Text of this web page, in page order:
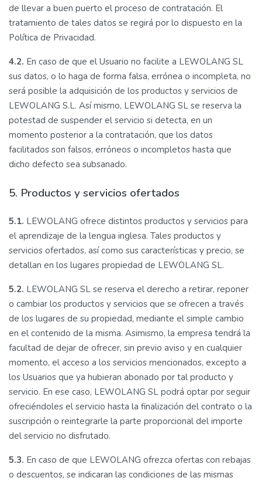
de llevar a buen puerto el proceso de contratación. El
tratamiento de tales datos se regirá por lo dispuesto en la
Política de Privacidad.
4.2. En caso de que el Usuario no facilite a LEWOLANG SL
sus datos, o lo haga de forma falsa, errónea o incompleta, no
será posible la adquisición de los productos y servicios de
LEWOLANG S.L. Así mismo, LEWOLANG SL se reserva la
potestad de suspender el servicio si detecta, en un
momento posterior a la contratación, que los datos
facilitados son falsos, erróneos o incompletos hasta que
dicho defecto sea subsanado.
5. Productos y servicios ofertados
5.1. LEWOLANG ofrece distintos productos y servicios para
el aprendizaje de la lengua inglesa. Tales productos y
servicios ofertados, así como sus características y precio, se
detallan en los lugares propiedad de LEWOLANG SL.
5.2. LEWOLANG SL se reserva el derecho a retirar, reponer
o cambiar los productos y servicios que se ofrecen a través
de los lugares de su propiedad, mediante el simple cambio
en el contenido de la misma. Asimismo, la empresa tendrá la
facultad de dejar de ofrecer, sin previo aviso y en cualquier
momento, el acceso a los servicios mencionados, excepto a
los Usuarios que ya hubieran abonado por tal producto y
servicio. En ese caso, LEWOLANG SL podrá optar por seguir
ofreciéndoles el servicio hasta la finalización del contrato o la
suscripción o reintegrarle la parte proporcional del importe
del servicio no disfrutado.
5.3. En caso de que LEWOLANG ofrezca ofertas con rebajas
o descuentos, se indicaran las condiciones de las mismas